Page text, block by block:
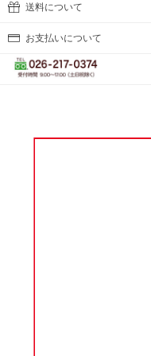
送料について
お支払いについて